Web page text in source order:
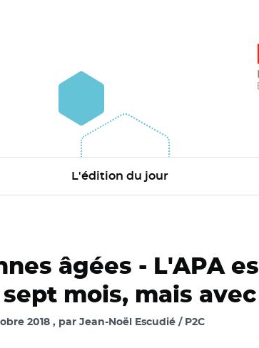
L'édition du jour
âgées - L'APA
mois, mais
2018 par Jean-Noël Escudié / P2C